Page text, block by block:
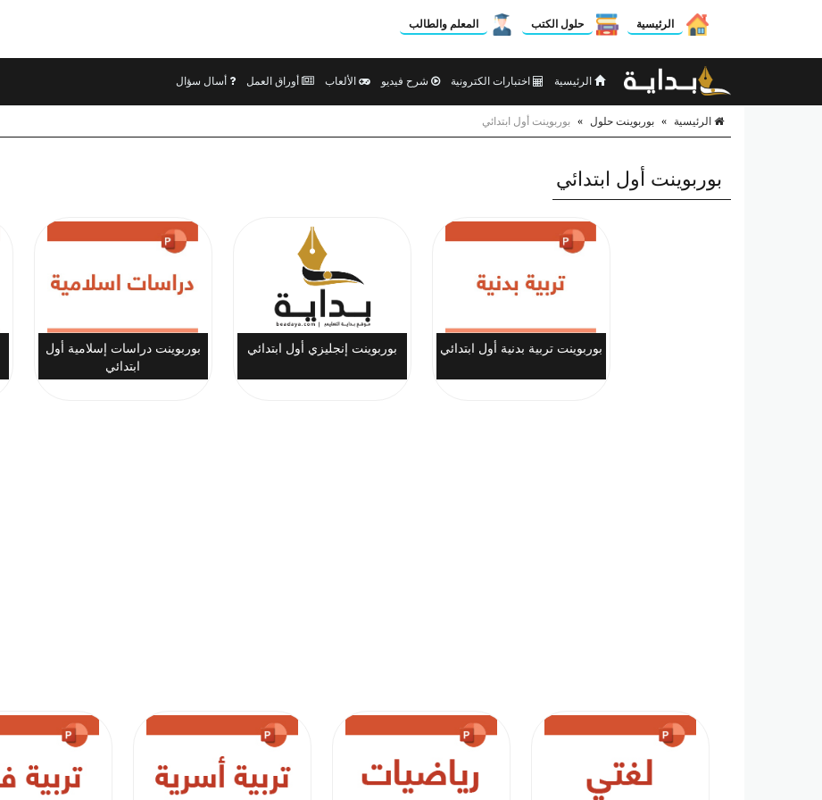
الرئيسية حلول الكتب المعلم والطالب
الرئيسية اختبارات الكترونية شرح فيديو الألعاب أوراق العمل أسال سؤال
الرئيسية » بوربوينت حلول » بوربوينت أول ابتدائي
بوربوينت أول ابتدائي
بوربوينت تربية بدنية أول ابتدائي بوربوينت إنجليزي أول ابتدائي
بوربوينت دراسات إسلامية أول
ابتدائي